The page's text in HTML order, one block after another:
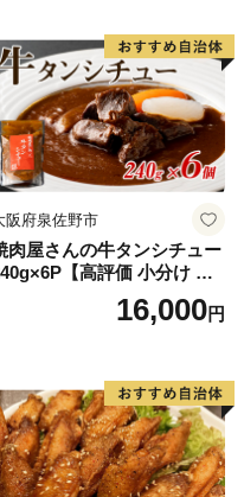
ギフト お取り寄せ 日高市
阪府泉佐野市
肉屋さんの牛タンシチュー
【高評価 小分け 惣
菜 牛たん 一人暮らし 冷凍】
16,000円